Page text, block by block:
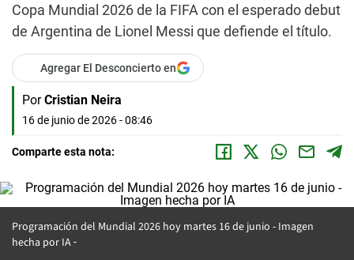
Copa Mundial 2026 de la FIFA con el esperado debut
de Argentina de Lionel Messi que defiende el título.
Agregar El Desconcierto en
Por Cristian Neira
16 de junio de 2026 - 08:46
Comparte esta nota:
Programación del Mundial 2026 hoy martes 16 de junio - Imagen
hecha por IA